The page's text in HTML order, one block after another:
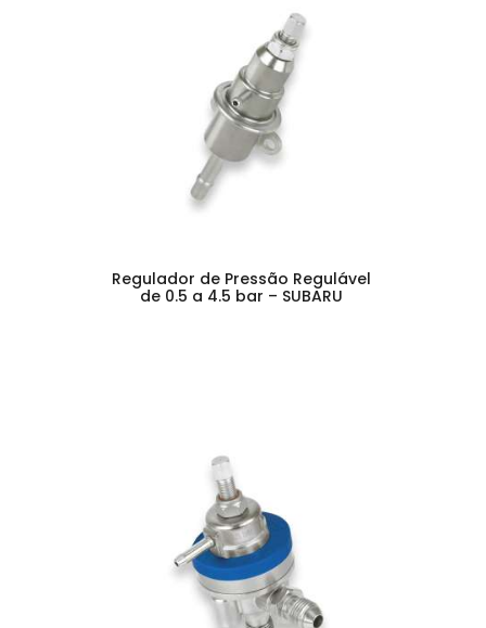
Regulador de Pressão Regulável
de 0.5 a 4.5 bar – SUBARU